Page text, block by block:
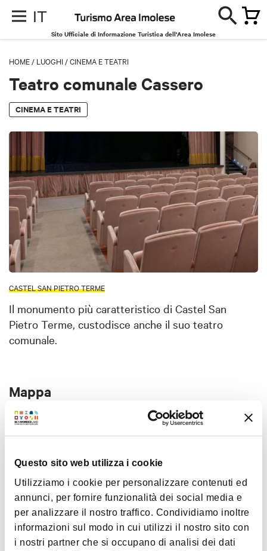
Questo sito web utilizza i cookie
Utilizziamo i cookie per personalizzare contenuti ed
annunci, per fornire funzionalità dei social media e
per analizzare il nostro traffico. Condividiamo inoltre
informazioni sul modo in cui utilizzi il nostro sito con
i nostri partner che si occupano di analisi dei dati
IT
Sito Ufficiale di Informazione Turistica dell'Area Imolese
HOME / LUOGHI /CINEMA E TEATRI
Teatro comunale Cassero
CINEMA E TEATRI
CASTEL SAN PIETRO TERME
Il monumento più caratteristico di Castel San
Pietro Terme, custodisce anche il suo teatro
comunale.
Mappa
+